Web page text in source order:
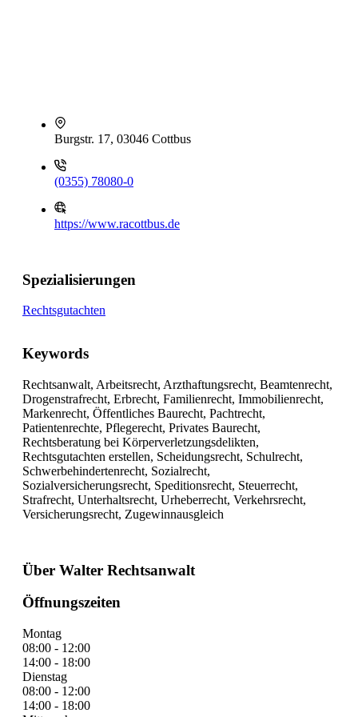
Burgstr. 17, 03046 Cottbus
(0355) 78080-0
https://www.racottbus.de
Spezialisierungen
Rechtsgutachten
Keywords
Rechtsanwalt, Arbeitsrecht, Arzthaftungsrecht, Beamtenrecht,
Drogenstrafrecht, Erbrecht, Familienrecht, Immobilienrecht,
Markenrecht, Öffentliches Baurecht, Pachtrecht,
Patientenrechte, Pflegerecht, Privates Baurecht,
Rechtsberatung bei Körperverletzungsdelikten,
Rechtsgutachten erstellen, Scheidungsrecht, Schulrecht,
Schwerbehindertenrecht, Sozialrecht,
Sozialversicherungsrecht, Speditionsrecht, Steuerrecht,
Strafrecht, Unterhaltsrecht, Urheberrecht, Verkehrsrecht,
Versicherungsrecht, Zugewinnausgleich
Über Walter Rechtsanwalt
Öffnungszeiten
Montag
08:00 - 12:00
14:00 - 18:00
Dienstag
08:00 - 12:00
14:00 - 18:00